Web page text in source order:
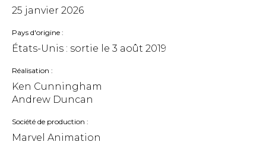
25 janvier 2026
Pays d'origine
États-Unis : sortie le 3 août 2019
Réalisation
Ken Cunningham
Andrew Duncan
Société de production
Marvel Animation